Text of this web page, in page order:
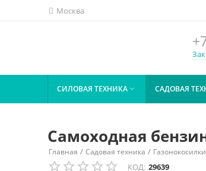
Москва
СИЛОВАЯ ТЕХНИКА  САДОВАЯ
Самоходная
Главная / Садовая техника / Газонокосилки
КОД: 29639